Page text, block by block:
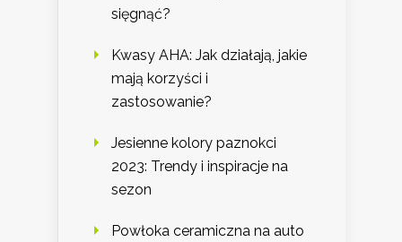
sięgnąć?
Kwasy AHA: Jak działają, jakie
mają korzyści i
zastosowanie?
Jesienne kolory paznokci
2023: Trendy i inspiracje na
sezon
Powłoka ceramiczna na auto